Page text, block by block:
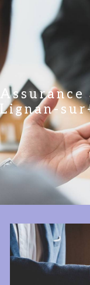
Panneau de gestion
Lignan-